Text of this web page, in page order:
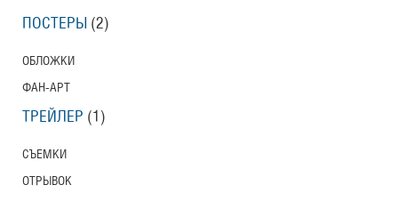
ПОСТЕРЫ (2)
ОБЛОЖКИ
ФАН-АРТ
ТРЕЙЛЕР (1)
СЪЕМКИ
ОТРЫВОК